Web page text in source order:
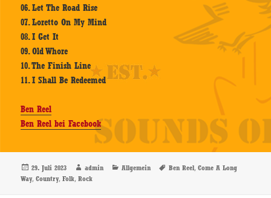
06. Let The Road Rise
07. Loretto On My Mind
08. I Get It
09. Old Whore
10. The Finish Line
11. I Shall Be Redeemed
Ben Reel
Ben Reel bei Facebook
Veröffentlicht
am
29. Juli 2023 Autor
admin Kategorien
Allgemein Schlagwörter
Ben Reel,Come A Long
Way,Country,Folk,Rock